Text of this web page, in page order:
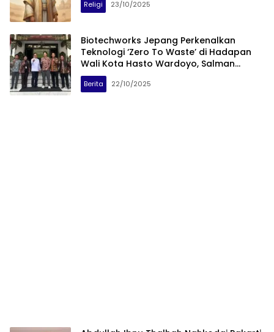
Religi 23/10/2025
Biotechworks Jepang Perkenalkan
Teknologi ‘Zero To Waste’ di Hadapan
Wali Kota Hasto Wardoyo, Salman
Dianda Anwar Dampingi Langsung
Berita 22/10/2025